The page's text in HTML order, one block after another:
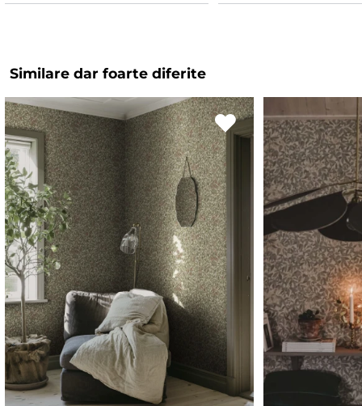
Similare dar foarte diferite